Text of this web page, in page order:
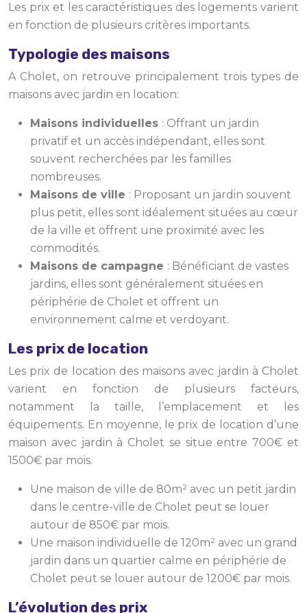
Les prix et les caractéristiques des logements varient
en fonction de plusieurs critères importants.
Typologie des maisons
A Cholet, on retrouve principalement trois types de
maisons avec jardin en location:
Maisons individuelles : Offrant un jardin
privatif et un accès indépendant, elles sont
souvent recherchées par les familles
nombreuses.
Maisons de ville : Proposant un jardin souvent
plus petit, elles sont idéalement situées au cœur
de la ville et offrent une proximité avec les
commodités.
Maisons de campagne : Bénéficiant de vastes
jardins, elles sont généralement situées en
périphérie de Cholet et offrent un
environnement calme et verdoyant.
Les prix de location
Les prix de location des maisons avec jardin à Cholet
varient en fonction de plusieurs facteurs,
notamment la taille, l’emplacement et les
équipements. En moyenne, le prix de location d’une
maison avec jardin à Cholet se situe entre 700€ et
1500€ par mois.
Une maison de ville de 80m² avec un petit jardin
dans le centre-ville de Cholet peut se louer
autour de 850€ par mois.
Une maison individuelle de 120m² avec un grand
jardin dans un quartier calme en périphérie de
Cholet peut se louer autour de 1200€ par mois.
L’évolution des prix